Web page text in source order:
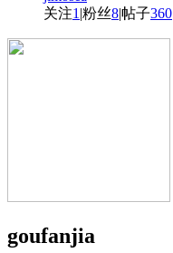
关注1 |粉丝8|帖子360
goufanjia